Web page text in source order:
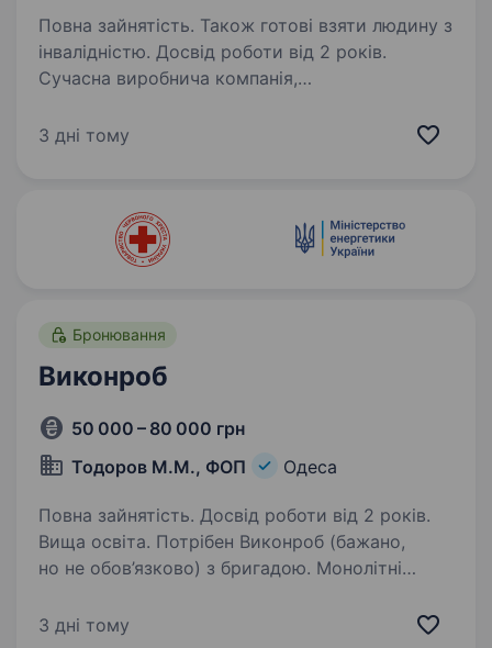
Повна зайнятість. Також готові взяти людину з
інвалідністю. Досвід роботи від 2 років.
Сучасна виробнича компанія,
спектра електрощитового обладнання для
автоматизації та керування,…
3 дні тому
Бронювання
Виконроб
50 000 – 80 000 грн
Тодоров М.М., ФОП
Одеса
Повна зайнятість. Досвід роботи від 2 років.
Вища освіта. Потрібен Виконроб (бажано,
но не обов’язково) з бригадою. Монолітні
Толбухіна та інші локаціії по місту). Маємо 5
3 дні тому